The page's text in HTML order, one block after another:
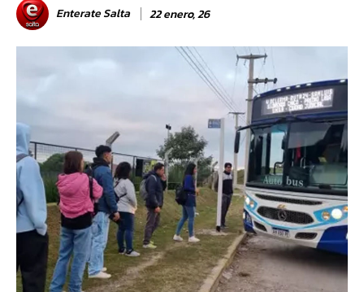
Enterate Salta 22 enero, 26